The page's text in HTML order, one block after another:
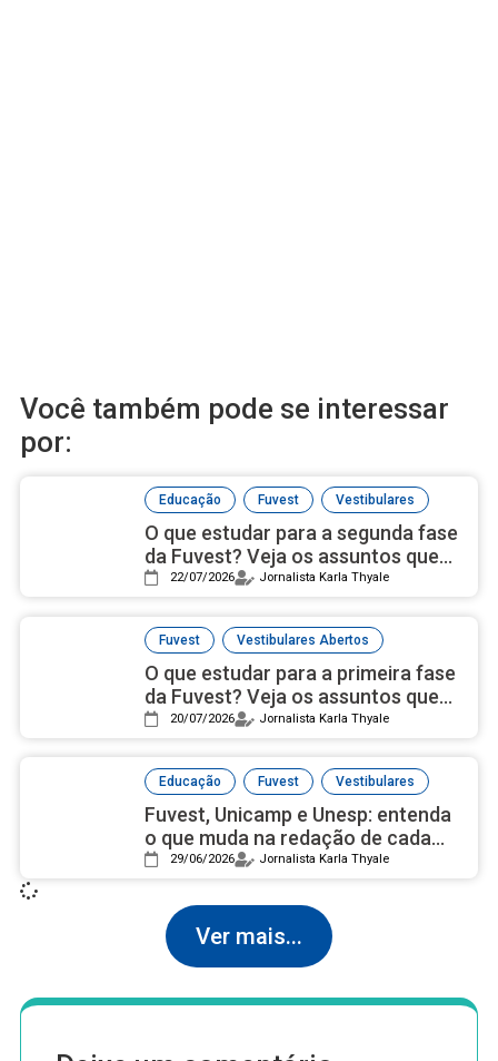
Você também pode se interessar
por:
Educação , Fuvest , Vestibulares
O que estudar para a segunda fase
da Fuvest? Veja os assuntos que
mais caem
22/07/2026 Jornalista Karla Thyale
Fuvest , Vestibulares Abertos
O que estudar para a primeira fase
da Fuvest? Veja os assuntos que
mais caem
20/07/2026 Jornalista Karla Thyale
Educação , Fuvest , Vestibulares
Fuvest, Unicamp e Unesp: entenda
o que muda na redação de cada
vestibular
29/06/2026 Jornalista Karla Thyale
Ver mais...